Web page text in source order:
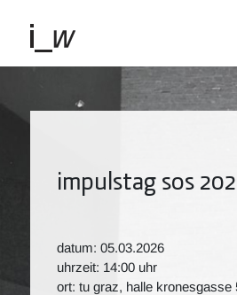
impulstag sos
datum: 05.03.2026
uhrzeit: 14:00 uhr
ort: tu graz, halle kronesgasse